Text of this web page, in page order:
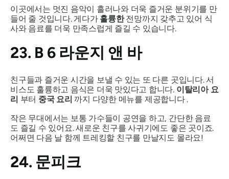
이곳에서는 멋진 음악이 흘러나와 더욱 즐거운 분위기를 만
들어 줄 것입니다. 게다가 훌륭한전망까지 갖추고 있어 식
사와 음료를 더욱 만족스럽게 즐길 수 있습니다.
23. B 6 라운지 앤 바
친구들과 즐거운 시간을 보낼 수 있는 또 다른 곳입니다. 서
비스도 훌륭하고 음식은 더욱 맛있다고 합니다. 이탈리아 요
리 부터 중국 요리 까지 다양한 메뉴를 제공합니다 .
작은 무대에서는 보통 가수들이 공연을 하고, 간단한 음료
도 즐길 수 있어요. 새로운 친구를 사귀기에도 좋은 곳이죠.
어쩌면 다음 날 함께 트레킹할 친구를 만날지도 몰라요!
24. 문피크